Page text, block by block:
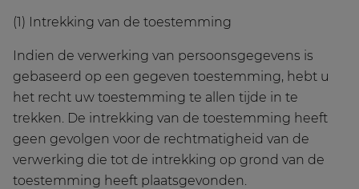
(1) Intrekking van de toestemming
Indien de verwerking van persoonsgegevens is
gebaseerd op een gegeven toestemming, hebt u
het recht uw toestemming te allen tijde in te
trekken. De intrekking van de toestemming heeft
geen gevolgen voor de rechtmatigheid van de
verwerking die tot de intrekking op grond van de
toestemming heeft plaatsgevonden.